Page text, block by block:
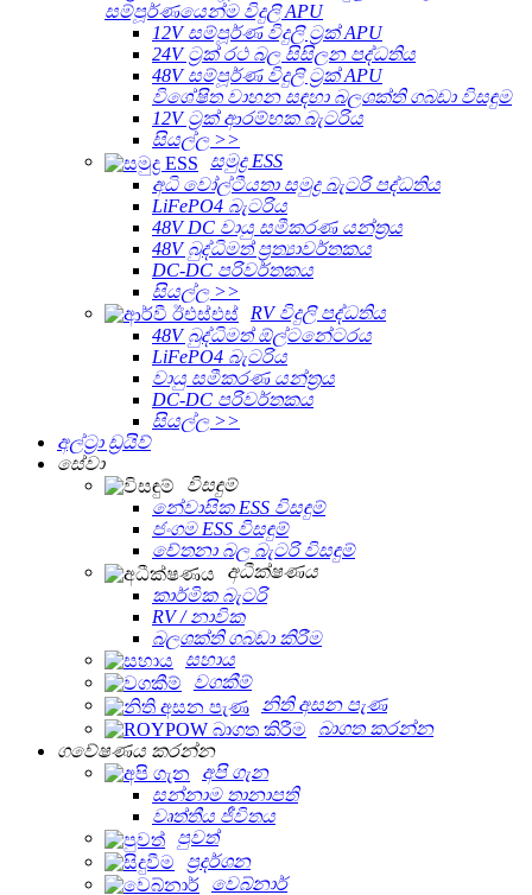
සම්පූර්ණයෙන්ම විදුලි APU
12V සම්පූර්ණ විදුලි ට්‍රක් APU
24V ට්‍රක් රථ බල සිසිලන පද්ධතිය
48V සම්පූර්ණ විදුලි ට්‍රක් APU
විශේෂිත වාහන සඳහා බලශක්ති ගබඩා විසඳුම
12V ට්‍රක් ආරම්භක බැටරිය
සියල්ල >>
සමුද්‍ර ESS
අධි වෝල්ටීයතා සමුද්‍ර බැටරි පද්ධතිය
LiFePO4 බැටරිය
48V DC වායු සමීකරණ යන්ත්‍රය
48V බුද්ධිමත් ප්‍රත්‍යාවර්තකය
DC-DC පරිවර්තකය
සියල්ල >>
RV විදුලි පද්ධතිය
48V බුද්ධිමත් ඕල්ටනේටරය
LiFePO4 බැටරිය
වායු සමීකරණ යන්ත්‍රය
DC-DC පරිවර්තකය
සියල්ල >>
අල්ට්‍රා ඩ්‍රයිව්
සේවා
විසඳුම්
නේවාසික ESS විසඳුම්
ජංගම ESS විසඳුම්
චේතනා බල බැටරි විසඳුම්
අධීක්ෂණය
කාර්මික බැටරි
RV / නාවික
බලශක්ති ගබඩා කිරීම
සහාය
වගකීම්
නිති අසන පැණ
බාගත කරන්න
ගවේෂණය කරන්න
අපි ගැන
සන්නාම තානාපති
වෘත්තීය ජීවිතය
පුවත්
ප්‍රදර්ශන
වෙබ්නාර්